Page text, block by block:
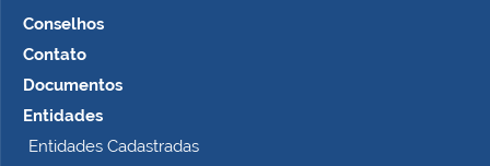
Conselhos
Contato
Documentos
Entidades
Entidades Cadastradas